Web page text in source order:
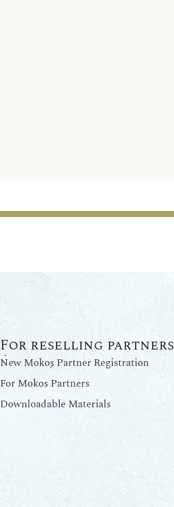
For reselling partners
New Mokos Partner Registration
For Mokos Partners
Downloadable Materials